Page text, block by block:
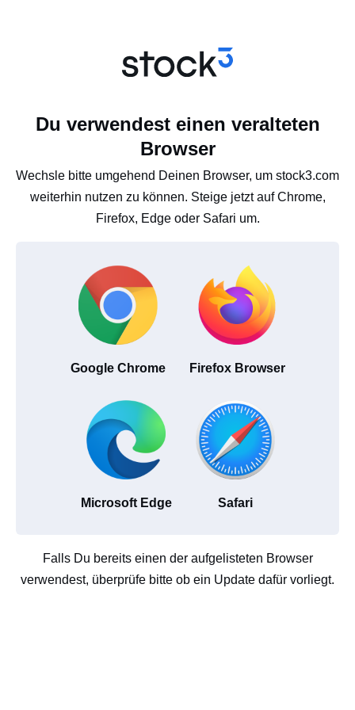
Du verwendest einen veralteten
Browser
Wechsle bitte umgehend Deinen Browser, um stock3.com
weiterhin nutzen zu können. Steige jetzt auf Chrome,
Firefox, Edge oder Safari um.
Google Chrome Firefox Browser
Microsoft Edge Safari
Falls Du bereits einen der aufgelisteten Browser
verwendest, überprüfe bitte ob ein Update dafür vorliegt.